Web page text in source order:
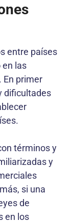
entre países
las
En primer
dificultades
términos y
y
si una
de
en los